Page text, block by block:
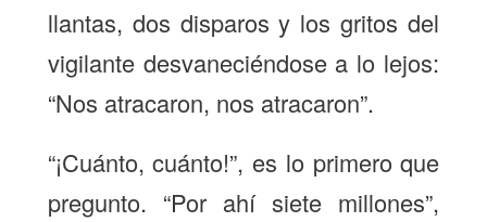
llantas, dos disparos y los gritos del
vigilante desvaneciéndose a lo lejos:
“Nos atracaron, nos atracaron”.
“¡Cuánto, cuánto!”, es lo primero que
pregunto. “Por ahí siete millones”,